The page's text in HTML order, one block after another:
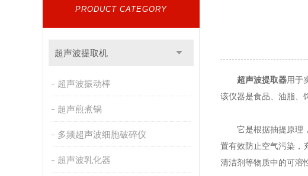
PRODUCT CATEGORY
超声波提取机
超声波振动棒
超声煎煮锅
多频超声波细胞破碎仪
超声波乳化器
超声波提取器用于
该仪器是食品、油脂、
它是根据抽提原理，
置有效防止空气污染，
清洁剂等物质中的可溶